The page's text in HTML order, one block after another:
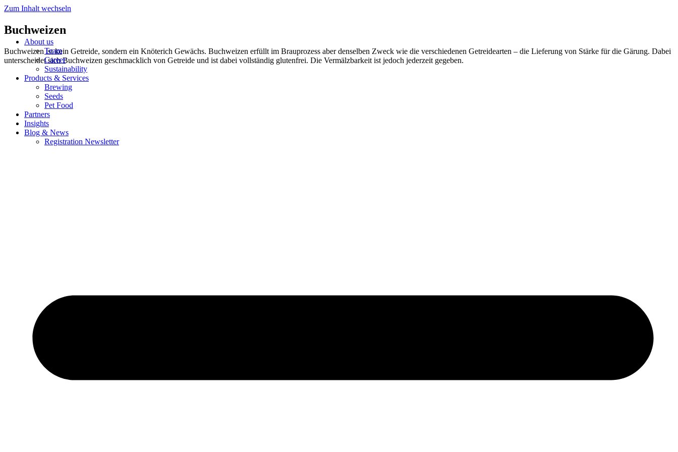
Zum Inhalt wechseln
About us
Team
Career
Sustainability
Products & Services
Brewing
Seeds
Pet Food
Partners
Insights
Blog & News
Registration Newsletter
Buchweizen
Buchweizen ist kein Getreide, sondern ein Knöterich Gewächs. Buchweizen erfüllt im Brauprozess aber denselben Zweck wie die verschiedenen Getreidearten – die Lieferung von Stärke für die Gärung. Dabei
unterscheidet sich Buchweizen geschmacklich von Getreide und ist dabei vollständig glutenfrei. Die Vermälzbarkeit ist jedoch jederzeit gegeben.